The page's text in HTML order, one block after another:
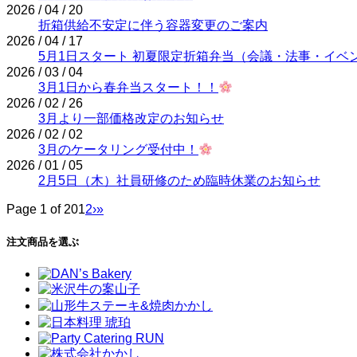
2026 / 04 / 20
折箱供給不安定に伴う容器変更のご案内
2026 / 04 / 17
5月1日スタート 初夏限定折箱弁当（会議・法事・イベ
2026 / 03 / 04
3月1日から春弁当スタート！！
2026 / 02 / 26
3月より一部価格改定のお知らせ
2026 / 02 / 02
3月のケータリング受付中！
2026 / 01 / 05
2月5日（木）社員研修のため臨時休業のお知らせ
Page 1 of 2012›»
注文商品を選ぶ